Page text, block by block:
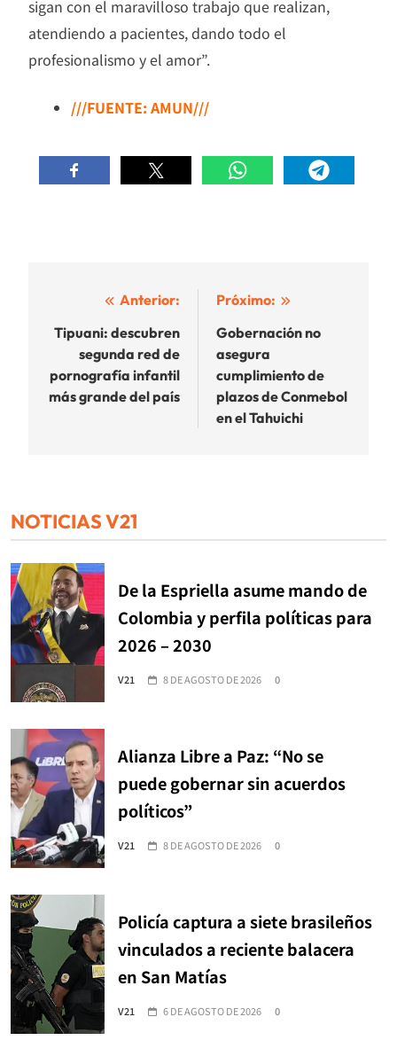
sigan con el maravilloso trabajo que realizan,
atendiendo a pacientes, dando todo el
profesionalismo y el amor”.
///FUENTE: AMUN///
Navegación
de
entradas
Anterior:
Tipuani: descubren
segunda red de
pornografía infantil
más grande del país
Próximo:
Gobernación no
asegura
cumplimiento de
plazos de Conmebol
en el Tahuichi
NOTICIAS V21
De la Espriella asume mando de
Colombia y perfila políticas para
2026 – 2030
V21 8 DE AGOSTO DE 2026 0
Alianza Libre a Paz: “No se
puede gobernar sin acuerdos
políticos”
V21 8 DE AGOSTO DE 2026 0
Policía captura a siete brasileños
vinculados a reciente balacera
en San Matías
V21 6 DE AGOSTO DE 2026 0